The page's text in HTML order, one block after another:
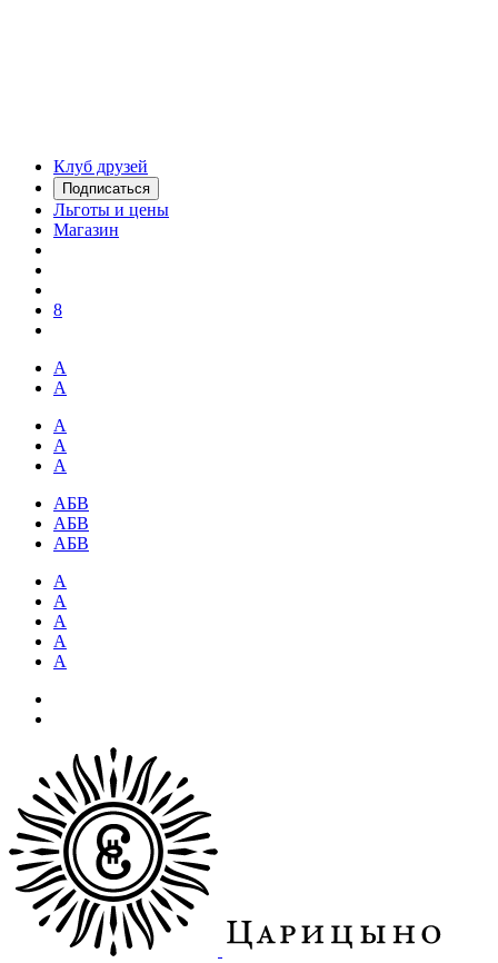
Клуб друзей
Подписаться
Льготы и цены
Магазин
8
А
А
А
А
А
АБВ
АБВ
АБВ
А
А
А
А
А